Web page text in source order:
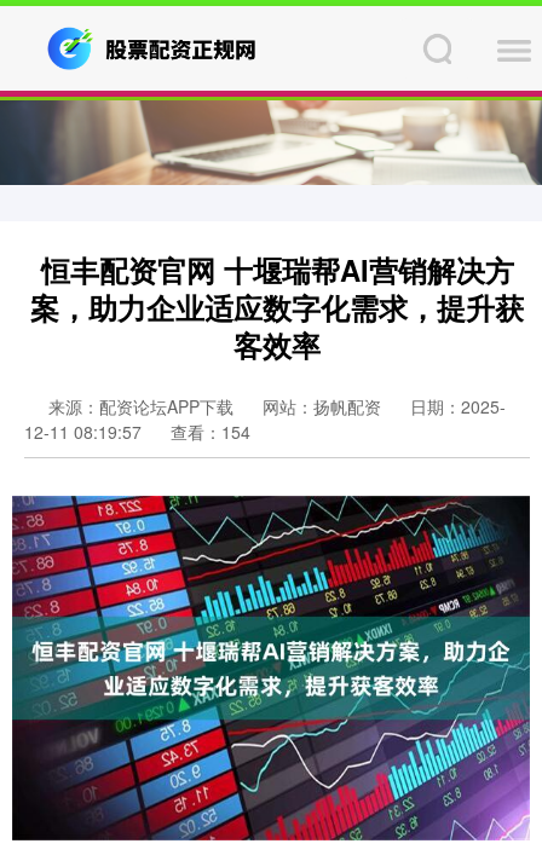
恒丰配资官网 十堰瑞帮AI营销解决方
案，助力企业适应数字化需求，提升获
客效率
来源：配资论坛APP下载 网站：扬帆配资
日期：2025-
12-11 08:19:57
查看：154